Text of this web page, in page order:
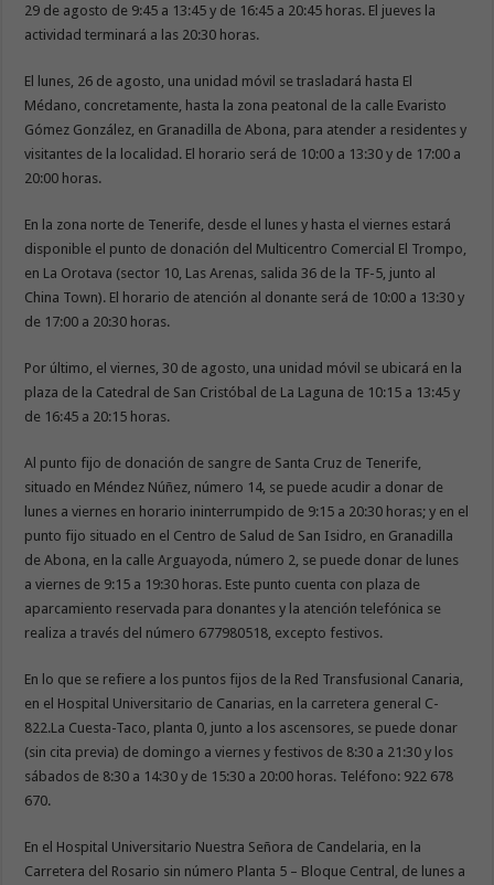
29 de agosto de 9:45 a 13:45 y de 16:45 a 20:45 horas. El jueves la
actividad terminará a las 20:30 horas.
El lunes, 26 de agosto, una unidad móvil se trasladará hasta El
Médano, concretamente, hasta la zona peatonal de la calle Evaristo
Gómez González, en Granadilla de Abona, para atender a residentes y
visitantes de la localidad. El horario será de 10:00 a 13:30 y de 17:00 a
20:00 horas.
En la zona norte de Tenerife, desde el lunes y hasta el viernes estará
disponible el punto de donación del Multicentro Comercial El Trompo,
en La Orotava (sector 10, Las Arenas, salida 36 de la TF-5, junto al
China Town). El horario de atención al donante será de 10:00 a 13:30 y
de 17:00 a 20:30 horas.
Por último, el viernes, 30 de agosto, una unidad móvil se ubicará en la
plaza de la Catedral de San Cristóbal de La Laguna de 10:15 a 13:45 y
de 16:45 a 20:15 horas.
Al punto fijo de donación de sangre de Santa Cruz de Tenerife,
situado en Méndez Núñez, número 14, se puede acudir a donar de
lunes a viernes en horario ininterrumpido de 9:15 a 20:30 horas; y en el
punto fijo situado en el Centro de Salud de San Isidro, en Granadilla
de Abona, en la calle Arguayoda, número 2, se puede donar de lunes
a viernes de 9:15 a 19:30 horas. Este punto cuenta con plaza de
aparcamiento reservada para donantes y la atención telefónica se
realiza a través del número 677980518, excepto festivos.
En lo que se refiere a los puntos fijos de la Red Transfusional Canaria,
en el Hospital Universitario de Canarias, en la carretera general C-
822.La Cuesta-Taco, planta 0, junto a los ascensores, se puede donar
(sin cita previa) de domingo a viernes y festivos de 8:30 a 21:30 y los
sábados de 8:30 a 14:30 y de 15:30 a 20:00 horas. Teléfono: 922 678
670.
En el Hospital Universitario Nuestra Señora de Candelaria, en la
Carretera del Rosario sin número Planta 5 – Bloque Central, de lunes a